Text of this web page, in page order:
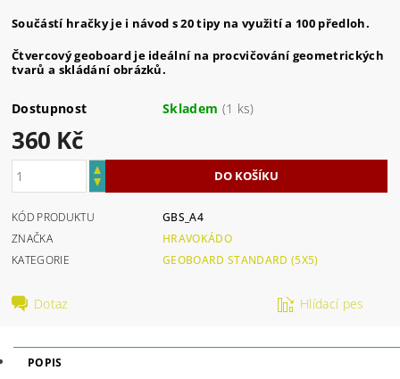
Součástí hračky je i návod s 20 tipy na využití a 100 předloh.
Čtvercový geoboard je ideální na procvičování geometrických
tvarů a skládání obrázků.
Dostupnost Skladem (1 ks)
360 Kč
KÓD PRODUKTU
GBS_A4
ZNAČKA
HRAVOKÁDO
KATEGORIE
GEOBOARD STANDARD (5X5)
Dotaz Hlídací pes
POPIS